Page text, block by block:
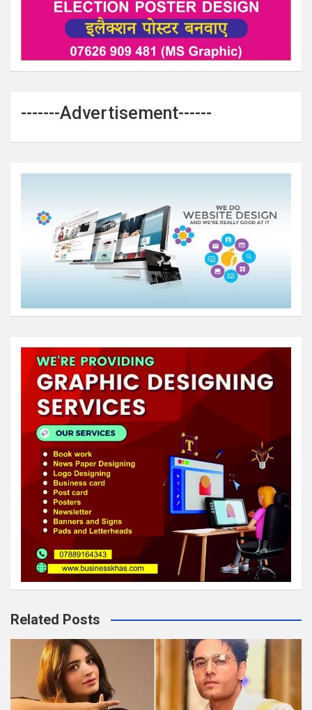
-------Advertisement------
Related Posts